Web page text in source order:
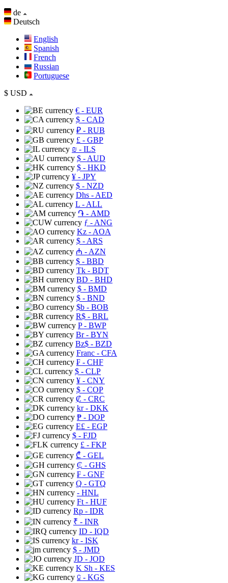
de
Deutsch
English
Spanish
French
Russian
Portuguese
$ USD
€ - EUR
$ - CAD
₽ - RUB
£ - GBP
₪ - ILS
$ - AUD
$ - HKD
¥ - JPY
$ - NZD
Dhs - AED
L - ALL
֏ - AMD
ƒ - ANG
Kz - AOA
$ - ARS
₼ - AZN
$ - BBD
Tk - BDT
BD - BHD
$ - BMD
$ - BND
$b - BOB
R$ - BRL
P- BWP
Br- BYN
Bz$ - BZD
Franc - CFA
₣ - CHF
$ - CLP
¥ - CNY
$ - COP
₡ - CRC
kr- DKK
₱ - DOP
E£ - EGP
$ - FJD
£ - FKP
₾ - GEL
₵ - GHS
₣ - GNF
Q - GTQ
- HNL
Ft - HUF
Rp - IDR
₹ - INR
ID - IQD
kr- ISK
$ - JMD
JD - JOD
K Sh - KES
⃀ - KGS